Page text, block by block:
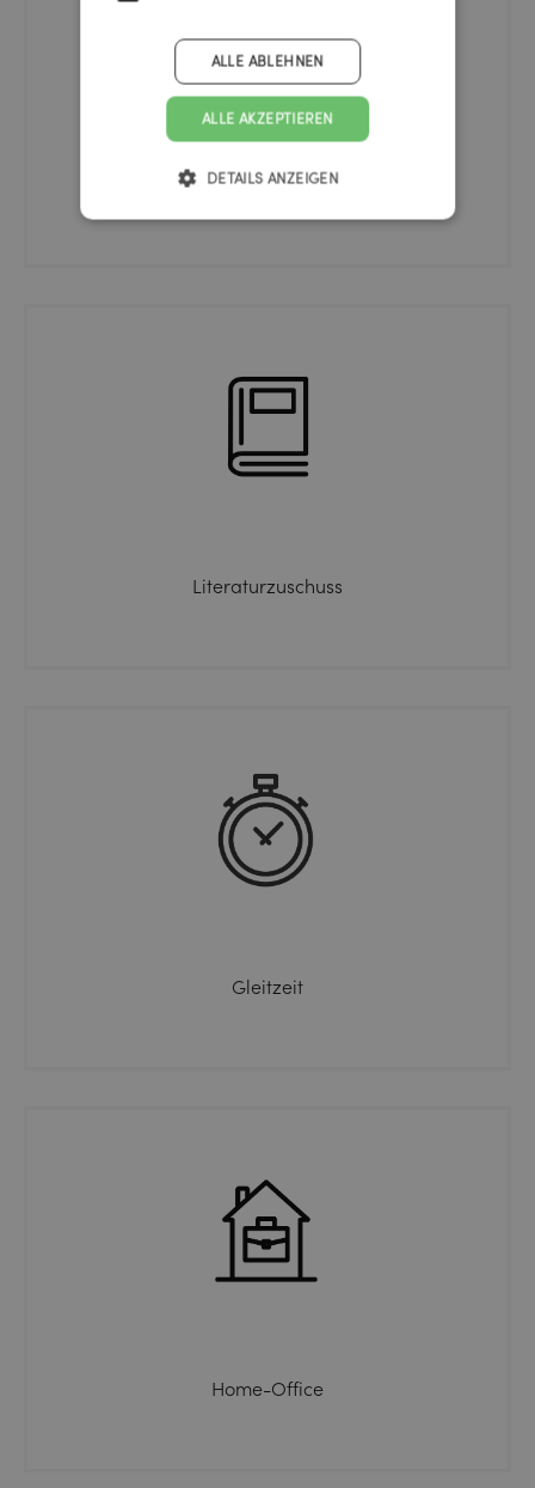
Weiterbildungen
Literaturzuschuss
Gleitzeit
Home-Office
ALLE AKZEPTIEREN
ALLE ABLEHNEN
DETAILS ANZEIGEN